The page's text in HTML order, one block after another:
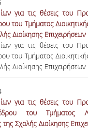
για τις θέσεις του
του Τμήματος
Διοίκησης Επιχειρήσεων
για τις θέσεις του
του Τμήματος
Διοίκησης Επιχειρήσεων
για τις θέσεις του
του Τμήματος
Σχολής Διοίκησης